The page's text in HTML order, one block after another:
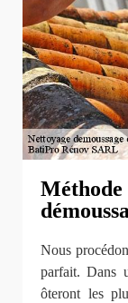
Nous
parfait. Dans
ôteront les